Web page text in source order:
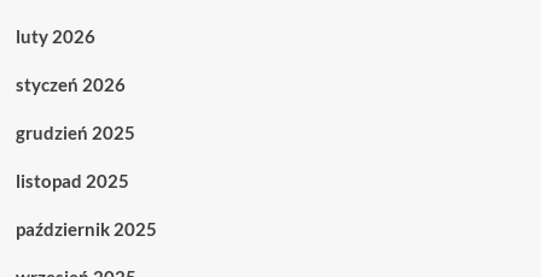
luty 2026
styczeń 2026
grudzień 2025
listopad 2025
październik 2025